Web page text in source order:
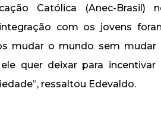
Católica (Anec-Brasil)
com os jovens
mudar o mundo sem mudar
quer deixar para incentivar
ressaltou Edevaldo.